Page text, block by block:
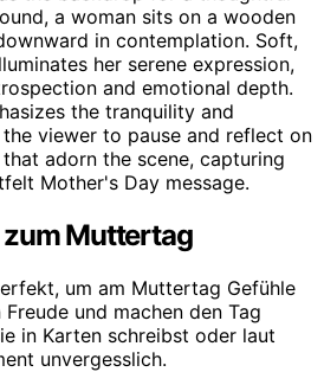
Muttertag
um am Muttertag Gefühle
und machen den Tag
in Karten schreibst oder laut
unvergesslich.